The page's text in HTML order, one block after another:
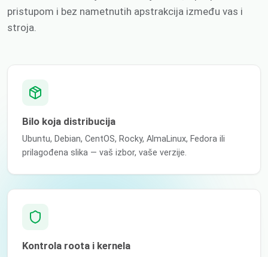
pristupom i bez nametnutih apstrakcija između vas i
stroja.
Bilo koja distribucija
Ubuntu, Debian, CentOS, Rocky, AlmaLinux, Fedora ili
prilagođena slika — vaš izbor, vaše verzije.
Kontrola roota i kernela